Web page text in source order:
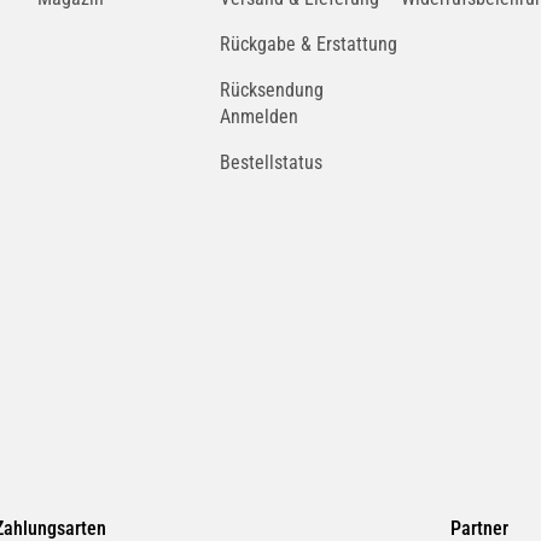
Rückgabe & Erstattung
Rücksendung
Anmelden
Bestellstatus
Partner